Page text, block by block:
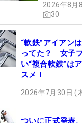
ュー
2026年8月
30
“軟鉄”アイアン
ってた？ 女子
い“複合軟鉄”は
スメ！
2026年7月30日 (
ついに正式発表